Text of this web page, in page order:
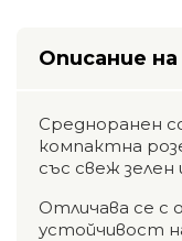
Описание
Средноранен
компактна
със свеж зелен
Отличава се с
устойчивост